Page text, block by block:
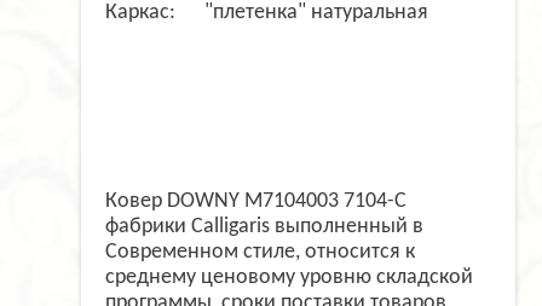
Каркас:
"плетенка" натуральная
Ковер DOWNY M7104003 7104-C
фабрики Calligaris выполненный в
Современном стиле, относится к
среднему ценовому уровню складской